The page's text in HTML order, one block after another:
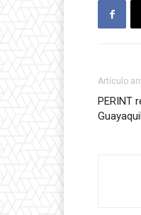
Artículo
PERINT
Guayaquil